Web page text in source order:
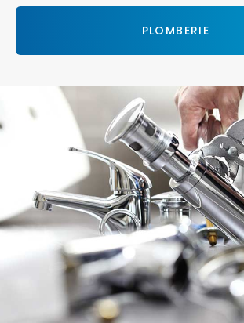
PLOMBERIE